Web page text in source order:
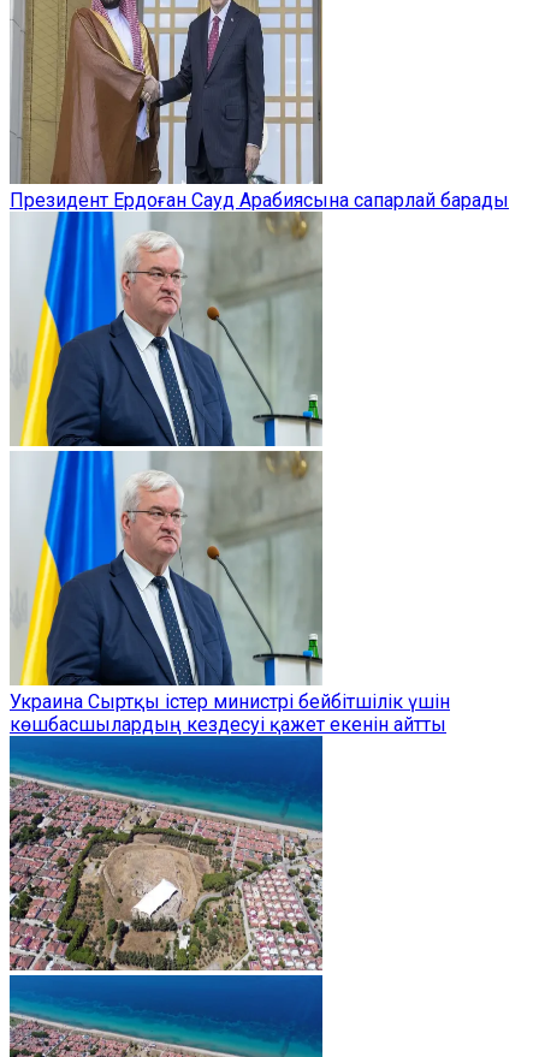
Президент Ердоған Сауд Арабиясына сапарлай барады
Украина Сыртқы істер министрі бейбітшілік үшін
көшбасшылардың кездесуі қажет екенін айтты